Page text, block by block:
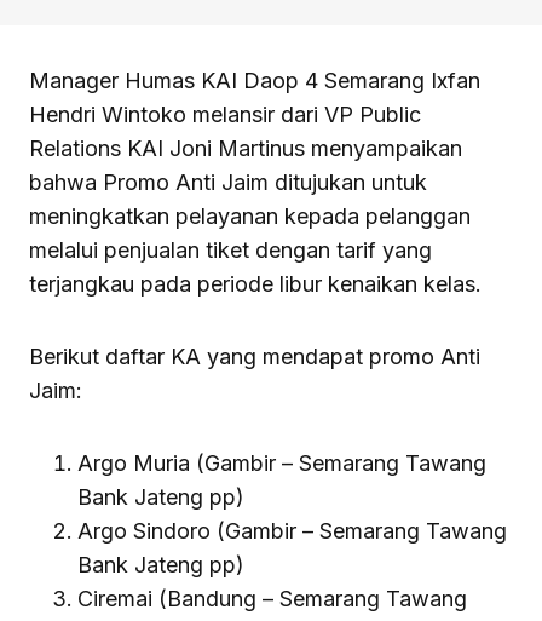
Manager Humas KAI Daop 4 Semarang Ixfan
Hendri Wintoko melansir dari VP Public
Relations KAI Joni Martinus menyampaikan
bahwa Promo Anti Jaim ditujukan untuk
meningkatkan pelayanan kepada pelanggan
melalui penjualan tiket dengan tarif yang
terjangkau pada periode libur kenaikan kelas.
Berikut daftar KA yang mendapat promo Anti
Jaim:
Argo Muria (Gambir – Semarang Tawang
Bank Jateng pp)
Argo Sindoro (Gambir – Semarang Tawang
Bank Jateng pp)
Ciremai (Bandung – Semarang Tawang